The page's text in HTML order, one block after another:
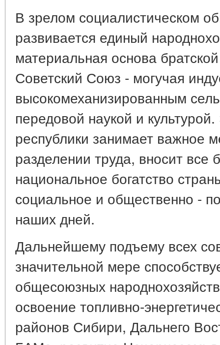
В зрелом социалистическом
развивается единый
материальная основа
Советский Союз - могучая
высокомеханизированным
передовой наукой и
республики занимает важное
разделении труда, вносит
национальное богатство
социальное и общественно -
наших дней.
Дальнейшему подъему всех
значительной мере
общесоюзных
освоение топливно-
районов Сибири, Дальнего